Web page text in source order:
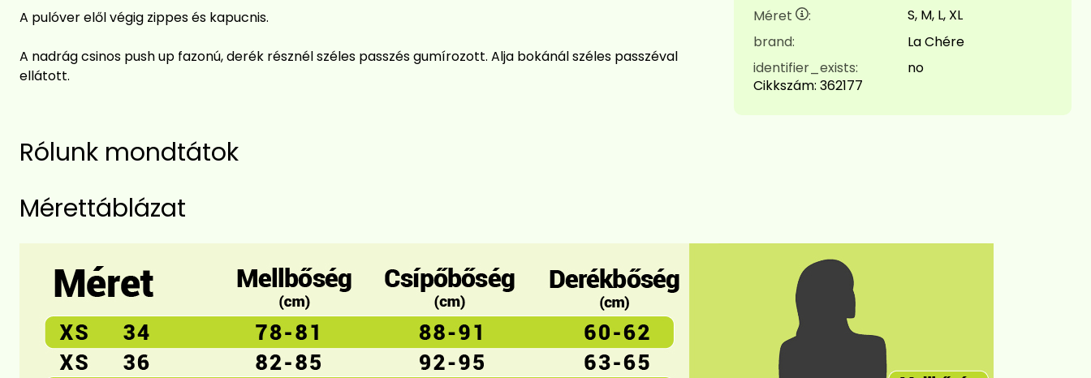
A pulóver elől végig zippes és kapucnis.
A nadrág csinos push up fazonú, derék résznél széles passzés gumírozott. Alja bokánál széles passzéval
ellátott.
Méret
:
S, M, L, XL
brand:
La Chére
identifier_exists:
no
Cikkszám: 362177
Rólunk mondtátok
Mérettáblázat